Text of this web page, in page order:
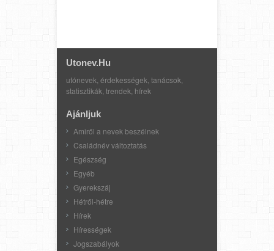
Utonev.hu
utónevek, érdekességek, tanácsok,
statisztikák, trendek, hírek
Ajánljuk
Amiről a nevek beszélnek
Családnév változtatás
Egészség
Egyéb
Gyerekszáj
Hétről-hétre
Hírek
Hírességek
Jogszabályok